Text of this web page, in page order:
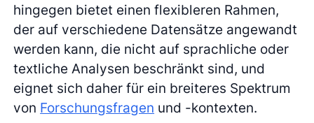
hingegen bietet einen flexibleren Rahmen,
der auf verschiedene Datensätze angewandt
werden kann, die nicht auf sprachliche oder
textliche Analysen beschränkt sind, und
eignet sich daher für ein breiteres Spektrum
von Forschungsfragen und -kontexten.